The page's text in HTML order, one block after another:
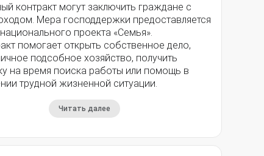
контракт могут заключить граждане с
Мера господдержки предоставляется
проекта «Семья».
помогает открыть собственное дело,
подсобное хозяйство, получить
на время поиска работы или помощь в
трудной жизненной ситуации.
Читать далее